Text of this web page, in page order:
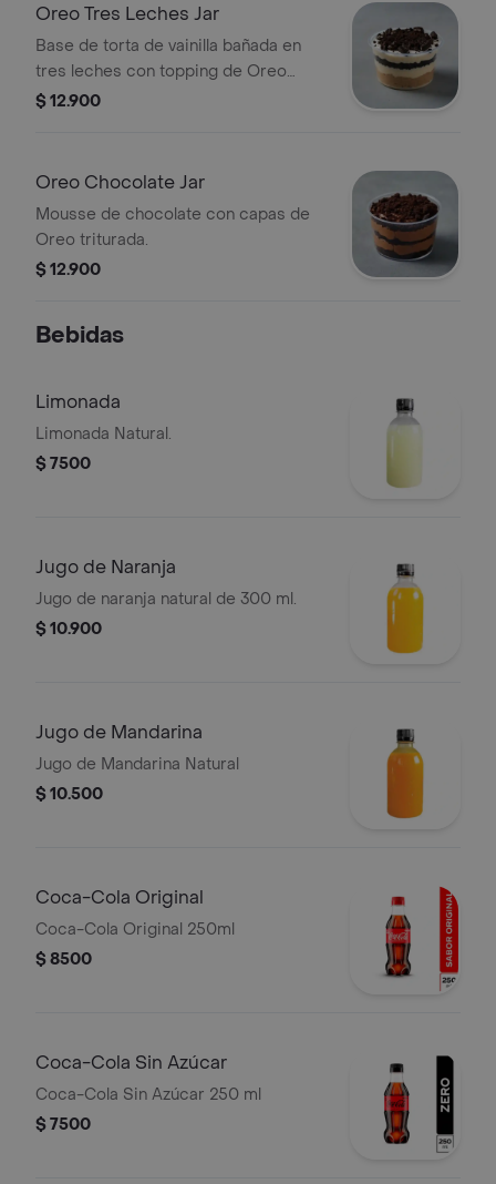
Oreo Tres Leches Jar
Base de torta de vainilla bañada en
tres leches con topping de Oreo
triturada.
$ 12.900
Oreo Chocolate Jar
Mousse de chocolate con capas de
Oreo triturada.
$ 12.900
Bebidas
Limonada
Limonada Natural.
$ 7500
Jugo de Naranja
Jugo de naranja natural de 300 ml.
$ 10.900
Jugo de Mandarina
Jugo de Mandarina Natural
$ 10.500
Coca-Cola Original
Coca-Cola Original 250ml
$ 8500
Coca-Cola Sin Azúcar
Coca-Cola Sin Azúcar 250 ml
$ 7500